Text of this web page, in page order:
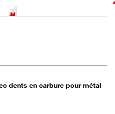
dents en carbure pour métal